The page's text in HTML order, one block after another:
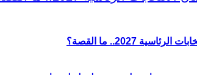
2027.. ما القصة؟